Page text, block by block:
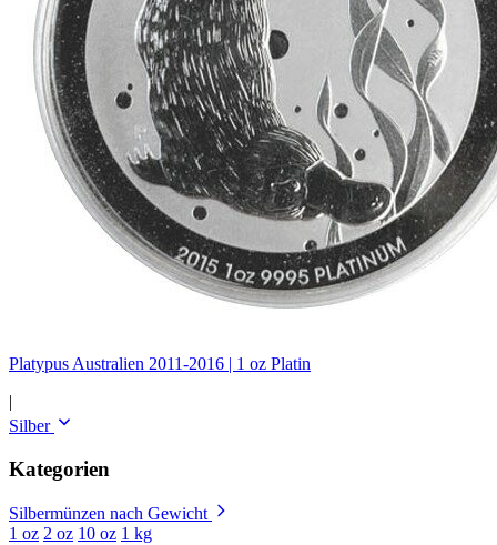
Platypus Australien 2011-2016 | 1 oz Platin
|
Silber
Kategorien
Silbermünzen nach Gewicht
1 oz 2 oz 10 oz 1 kg